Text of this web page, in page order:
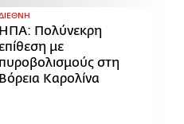
ΗΠΑ: Πολύνεκρη
με
πυροβολισμούς στη
Βόρεια Καρολίνα